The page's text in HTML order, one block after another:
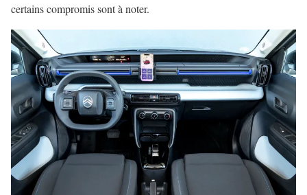
certains compromis sont à noter.